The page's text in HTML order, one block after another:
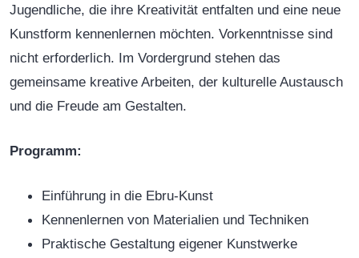
Jugendliche, die ihre Kreativität entfalten und eine neue
Kunstform kennenlernen möchten. Vorkenntnisse sind
nicht erforderlich. Im Vordergrund stehen das
gemeinsame kreative Arbeiten, der kulturelle Austausch
und die Freude am Gestalten.
Programm:
Einführung in die Ebru-Kunst
Kennenlernen von Materialien und Techniken
Praktische Gestaltung eigener Kunstwerke